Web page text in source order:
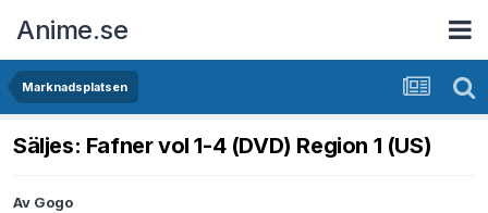
Anime.se
Marknadsplatsen
Säljes: Fafner vol 1-4 (DVD) Region 1 (US)
Av Gogo